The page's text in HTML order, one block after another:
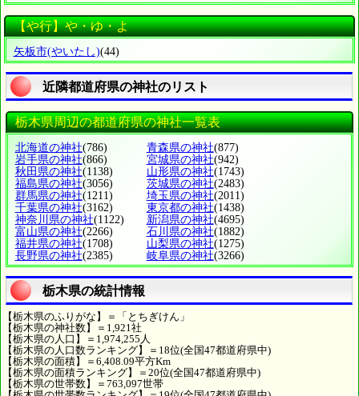
【や行】や・ゆ・よ
矢板市(やいたし)(44)
近隣都道府県の神社のリスト
栃木県周辺の都道府県の神社一覧表
北海道の神社(786) 青森県の神社(877)
岩手県の神社(866) 宮城県の神社(942)
秋田県の神社(1138) 山形県の神社(1743)
福島県の神社(3056) 茨城県の神社(2483)
群馬県の神社(1211) 埼玉県の神社(2011)
千葉県の神社(3162) 東京都の神社(1438)
神奈川県の神社(1122) 新潟県の神社(4695)
富山県の神社(2266) 石川県の神社(1882)
福井県の神社(1708) 山梨県の神社(1275)
長野県の神社(2385) 岐阜県の神社(3266)
栃木県の統計情報
【栃木県のふりがな】＝「とちぎけん」
【栃木県の神社数】＝1,921社
【栃木県の人口】＝1,974,255人
【栃木県の人口数ランキング】＝18位(全国47都道府県中)
【栃木県の面積】＝6,408.09平方Km
【栃木県の面積ランキング】＝20位(全国47都道府県中)
【栃木県の世帯数】＝763,097世帯